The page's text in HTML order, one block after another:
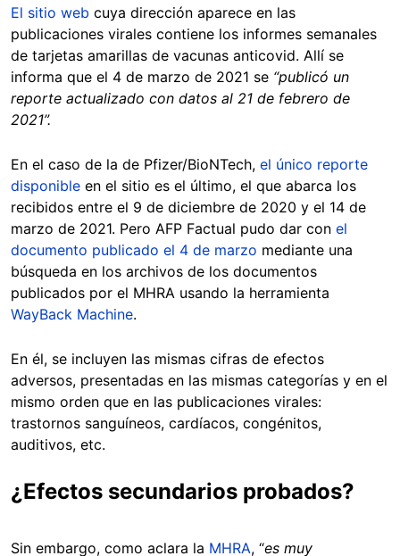
El sitio web cuya dirección aparece en las
publicaciones virales contiene los informes semanales
de tarjetas amarillas de vacunas anticovid. Allí se
informa que el 4 de marzo de 2021 se “publicó un
reporte actualizado con datos al 21 de febrero de
2021”.
En el caso de la de Pfizer/BioNTech, el único reporte
disponible en el sitio es el último, el que abarca los
recibidos entre el 9 de diciembre de 2020 y el 14 de
marzo de 2021. Pero AFP Factual pudo dar con el
documento publicado el 4 de marzo mediante una
búsqueda en los archivos de los documentos
publicados por el MHRA usando la herramienta
WayBack Machine.
En él, se incluyen las mismas cifras de efectos
adversos, presentadas en las mismas categorías y en el
mismo orden que en las publicaciones virales:
trastornos sanguíneos, cardíacos, congénitos,
auditivos, etc.
¿Efectos secundarios probados?
Sin embargo, como aclara la MHRA, “es muy